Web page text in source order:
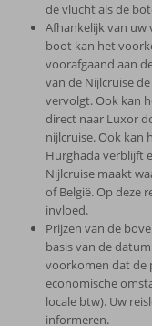
de vlucht als de
Afhankelijk van uw
boot kan het
voorafgaand aan
van de Nijlcruise
vervolgt. Ook kan
direct naar Luxor
nijlcruise. Ook kan
Hurghada verblijft
Nijlcruise maakt
of België. Op deze
invloed.
Prijzen van de
basis van de
voorkomen dat de
economische
locale btw). Uw
informeren.